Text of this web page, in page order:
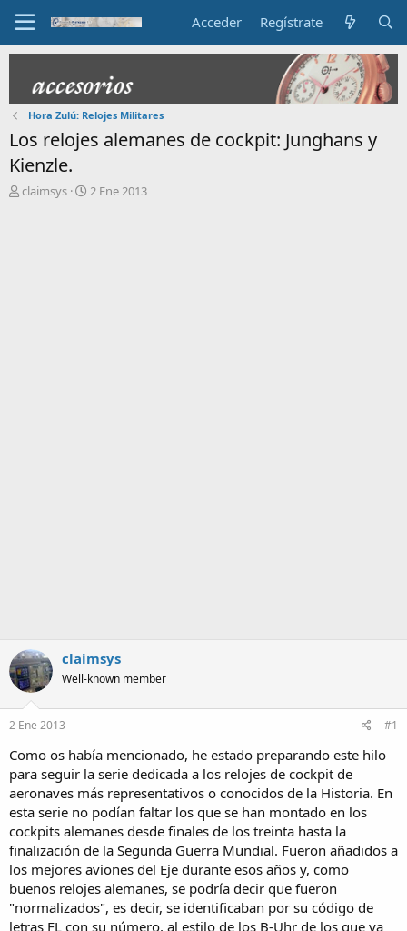
Acceder Regístrate
Hora Zulú: Relojes Militares
Los relojes alemanes de cockpit: Junghans y
Kienzle.
Iclaimsys
F
2 Ene 2013
claimsys
Well-known member
2 Ene 2013 #1
Como os había mencionado, he estado preparando este hilo
para seguir la serie dedicada a los relojes de cockpit de
aeronaves más representativos o conocidos de la Historia. En
esta serie no podían faltar los que se han montado en los
cockpits alemanes desde finales de los treinta hasta la
finalización de la Segunda Guerra Mundial. Fueron añadidos a
los mejores aviones del Eje durante esos años y, como
buenos relojes alemanes, se podría decir que fueron
"normalizados", es decir, se identificaban por su código de
letras FL con su número, al estilo de los B-Uhr de los que ya